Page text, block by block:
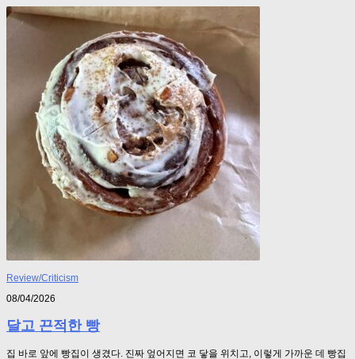
Review/Criticism
08/04/2026
달고 끈적한 빵
집 바로 앞에 빵집이 생겼다. 진짜 엎어지면 코 닿을 위치고, 이렇게 가까운 데 빵집